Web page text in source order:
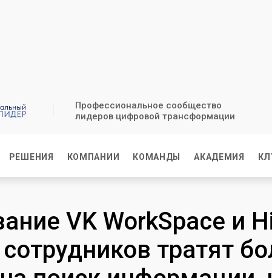
Профессиональное сообщество
лидеров цифровой трансформации
РЕШЕНИЯ КОМПАНИИ КОМАНДЫ АКАДЕМИЯ
VK WorkSpace и
тратят